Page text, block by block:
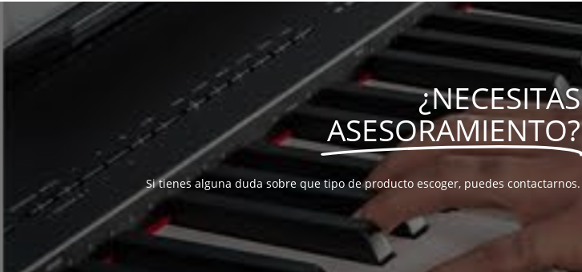
¿NECESITAS
ASESORAMIENTO?
Si tienes alguna duda sobre que tipo de producto escoger, puedes contactarnos.